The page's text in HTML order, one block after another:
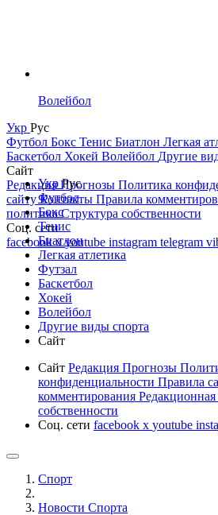
Волейбол
Укр Рус
Футбол Бокс Тенис Биатлон Легкая
Баскетбол Хокей Волейбол Другие
Сайт
РедакцияПрогнозы Политика
сайтуКонтакты Правила
политикаСтруктура собственности
Соц. сети
facebookxyoutube instagram telegram
УкрРус
Футбол
Бокс
Тенис
Биатлон
Легкая атлетика
Футзал
Баскетбол
Хокей
Волейбол
Другие виды спорта
Сайт
Сайт Редакция Прогнозы
конфиденциальности Правила
комментирования
собственности
Соц. сети facebook x youtube
Спорт
Новости Cпорта